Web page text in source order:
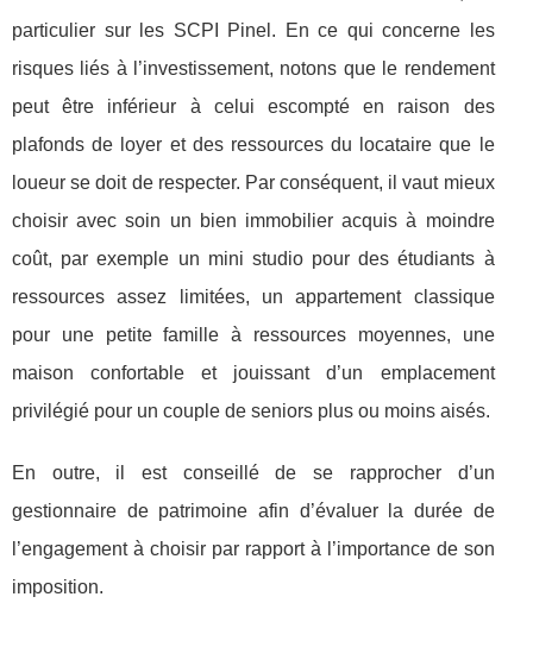
particulier sur les SCPI Pinel. En ce qui concerne les
risques liés à l’investissement, notons que le rendement
peut être inférieur à celui escompté en raison des
plafonds de loyer et des ressources du locataire que le
loueur se doit de respecter. Par conséquent, il vaut mieux
choisir avec soin un bien immobilier acquis à moindre
coût, par exemple un mini studio pour des étudiants à
ressources assez limitées, un appartement classique
pour une petite famille à ressources moyennes, une
maison confortable et jouissant d’un emplacement
privilégié pour un couple de seniors plus ou moins aisés.
En outre, il est conseillé de se rapprocher d’un
gestionnaire de patrimoine afin d’évaluer la durée de
l’engagement à choisir par rapport à l’importance de son
imposition.